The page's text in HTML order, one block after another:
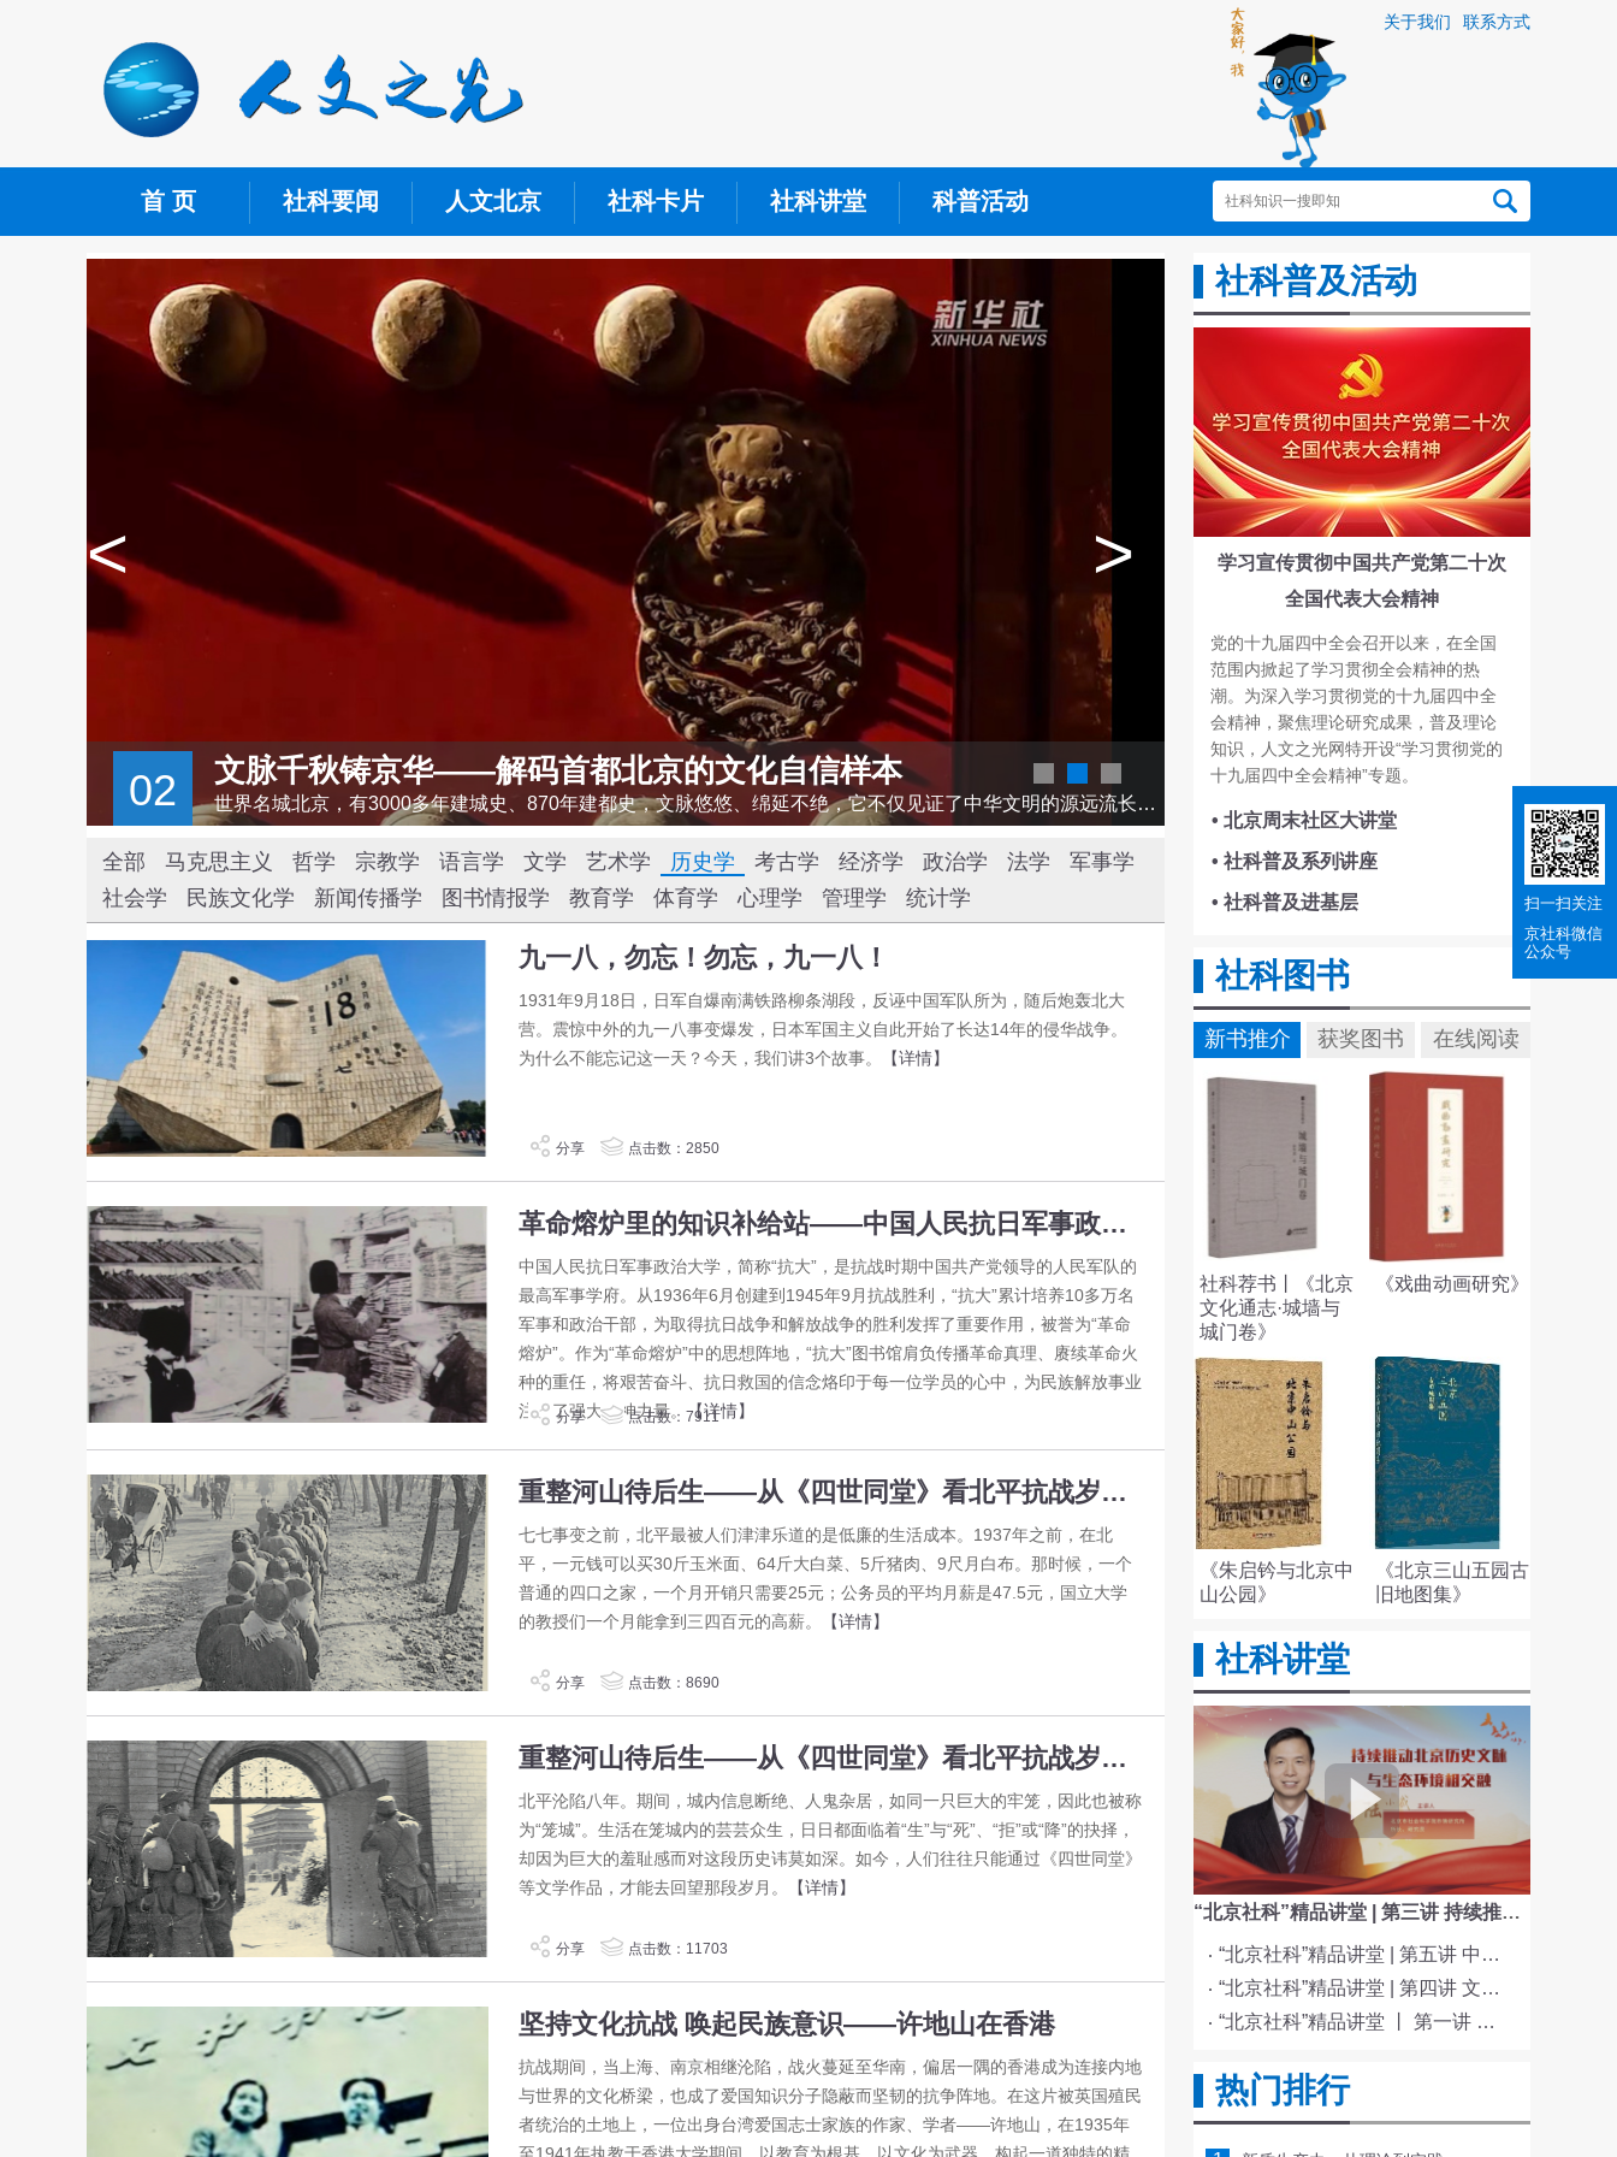
关于我们 联系方式
首 页 社科要闻 人文北京 社科卡片 社科讲堂 科普活动
< >
首都北京的文化自信样本
世界名城北京，有3000多年建城史、870年建都史，文脉悠悠、绵延不绝，它不仅见证了中华文明的源远流长，更彰显出中华民族深厚的文化底蕴。 03 何为“人类文明新形态”？
全部 马克思主义 哲学 宗教学 语言学 文学 艺术学 历史学 考古学 经济学 政治学 法学
军事学
社会学
民族文化学 新闻传播学 图书情报学 教育学 体育学 心理学 管理学 统计学
九一八，勿忘！勿忘，九一八！
1931年9月18日，日军自爆南满铁路柳条湖段，反诬中国军队所为，随后炮轰北大
营。震惊中外的九一八事变爆发，日本军国主义自此开始了长达14年的侵华战争。
为什么不能忘记这一天？今天，我们讲3个故事。
【详情】
分享 点击数：2850
革命熔炉里的知识补给站——中国人民抗日军事政治大学图书馆
中国人民抗日军事政治大学，简称“抗大”，是抗战时期中国共产党领导的人民军队的
最高军事学府。从1936年6月创建到1945年9月抗战胜利，“抗大”累计培养10多万名
军事和政治干部，为取得抗日战争和解放战争的胜利发挥了重要作用，被誉为“革命
熔炉”。作为“革命熔炉”中的思想阵地，“抗大”图书馆肩负传播革命真理、赓续革命火
种的重任，将艰苦奋斗、抗日救国的信念烙印于每一位学员的心中，为民族解放事业
注入了强大精神力量。【详情】
分享 点击数：7911
重整河山待后生——从《四世同堂》看北平抗战岁月的百姓故事（二）一腔无声血
七七事变之前，北平最被人们津津乐道的是低廉的生活成本。1937年之前，在北
平，一元钱可以买30斤玉米面、64斤大白菜、5斤猪肉、9尺月白布。那时候，一个
普通的四口之家，一个月开销只需要25元；公务员的平均月薪是47.5元，国立大学
的教授们一个月能拿到三四百元的高薪。
【详情】
分享 点击数：8690
重整河山待后生——从《四世同堂》看北平抗战岁月的百姓故事（一）千里刀光影
北平沦陷八年。期间，城内信息断绝、人鬼杂居，如同一只巨大的牢笼，因此也被称
为“笼城”。生活在笼城内的芸芸众生，日日都面临着“生”与“死”、“拒”或“降”的抉择，
却因为巨大的羞耻感而对这段历史讳莫如深。如今，人们往往只能通过《四世同堂》
等文学作品，才能去回望那段岁月。
【详情】
分享 点击数：11703
坚持文化抗战 唤起民族意识——许地山在香港
抗战期间，当上海、南京相继沦陷，战火蔓延至华南，偏居一隅的香港成为连接内地
与世界的文化桥梁，也成了爱国知识分子隐蔽而坚韧的抗争阵地。在这片被英国殖民
者统治的土地上，一位出身台湾爱国志士家族的作家、学者——许地山，在1935年
至1941年执教于香港大学期间，以教育为根基、以文化为武器，构起一道独特的精
社科普及活动
学习宣传贯彻中国共产党第二十次
全国代表大会精神
党的十九届四中全会召开以来，在全国
范围内掀起了学习贯彻全会精神的热
潮。为深入学习贯彻党的十九届四中全
会精神，聚焦理论研究成果，普及理论
知识，人文之光网特开设“学习贯彻党的
十九届四中全会精神”专题。
• 北京周末社区大讲堂
• 社科普及系列讲座
• 社科普及进基层
社科图书
新书推介 获奖图书 在线阅读
社科荐书丨《北京
文化通志·城墙与
城门卷》
《戏曲动画研究》
《朱启钤与北京中
山公园》
《北京三山五园古
旧地图集》
社科讲堂
“北京社科”精品讲堂 | 第三讲 持续推动北京历史文脉与生态环境相交融
“北京社科”精品讲堂 | 第五讲 中国电影与文化传统
“北京社科”精品讲堂 | 第四讲 文化与科技融合赋能新质生产力发展
“北京社科”精品讲堂 丨 第一讲 《红楼梦》的北京情缘
热门排行
扫一扫关注
京社科微信
公众号